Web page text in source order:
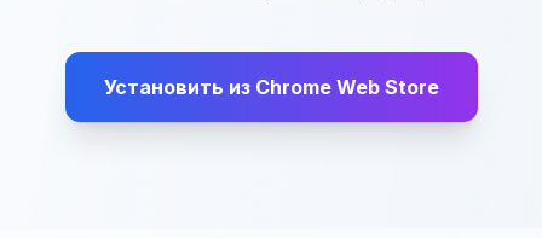
Установить из Chrome Web Store